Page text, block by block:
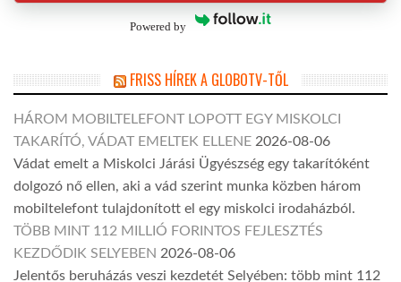
Powered by
FRISS HÍREK A GLOBOTV-TŐL
HÁROM MOBILTELEFONT LOPOTT EGY MISKOLCI
TAKARÍTÓ, VÁDAT EMELTEK ELLENE 2026-08-06
Vádat emelt a Miskolci Járási Ügyészség egy takarítóként
dolgozó nő ellen, aki a vád szerint munka közben három
mobiltelefont tulajdonított el egy miskolci irodaházból.
TÖBB MINT 112 MILLIÓ FORINTOS FEJLESZTÉS
KEZDŐDIK SELYEBEN 2026-08-06
Jelentős beruházás veszi kezdetét Selyében: több mint 112